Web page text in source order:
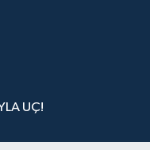
UÇ!